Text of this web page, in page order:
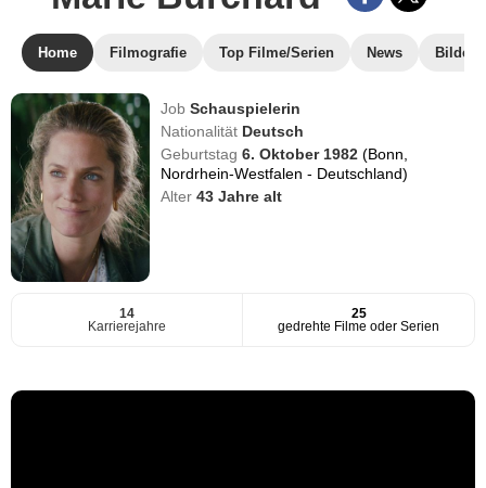
Home Filmografie Top Filme/Serien News Bilder
JobSchauspielerin
Nationalität Deutsch
Geburtstag6. Oktober 1982(Bonn,
Nordrhein-Westfalen - Deutschland)
Alter43 Jahre alt
14
Karrierejahre
25
gedrehte Filme oder Serien